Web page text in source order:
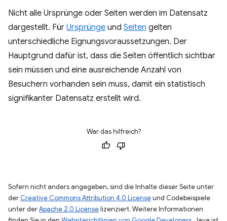
Nicht alle Ursprünge oder Seiten werden im Datensatz
dargestellt. Für Ursprünge und Seiten gelten
unterschiedliche Eignungsvoraussetzungen. Der
Hauptgrund dafür ist, dass die Seiten öffentlich sichtbar
sein müssen und eine ausreichende Anzahl von
Besuchern vorhanden sein muss, damit ein statistisch
signifikanter Datensatz erstellt wird.
War das hilfreich?
Sofern nicht anders angegeben, sind die Inhalte dieser Seite unter
der Creative Commons Attribution 4.0 Licenseund Codebeispiele
unter derApache 2.0 Licenselizenziert. Weitere Informationen